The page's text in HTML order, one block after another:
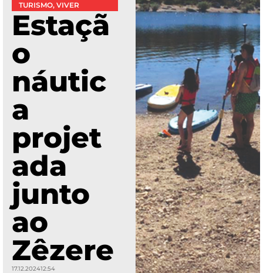
TURISMO, VIVER
Estaçã
o
náutic
a
projet
ada
junto
ao
Zêzere
17.12.202412:54